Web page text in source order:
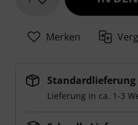
Merken
Standardlieferung
Lieferung in ca. 1-3